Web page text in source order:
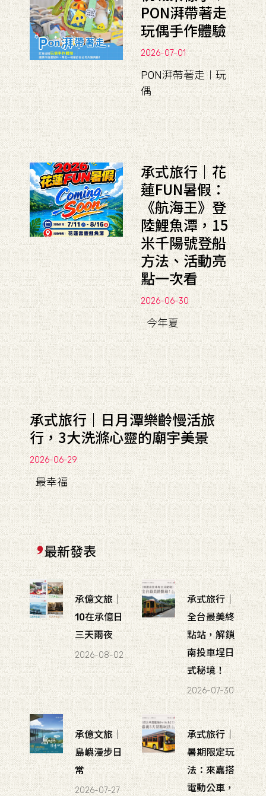
PON湃帶著走
玩偶手作體驗
2026-07-01
PON湃帶著走︱玩
偶
承式旅行｜花
蓮FUN暑假：
《航海王》登
陸鯉魚潭，15
米千陽號登船
方法、活動亮
點一次看
2026-06-30
今年夏
承式旅行｜日月潭樂齡慢活旅
行，3大洗滌心靈的廟宇美景
2026-06-29
最幸福
最新發表
承億文旅｜
10在承億日
三天兩夜
2026-08-02
承式旅行｜
全台最美終
點站，解鎖
南投車埕日
式秘境！
2026-07-30
承億文旅｜
島嶼漫步日
常
2026-07-27
承式旅行｜
暑期限定玩
法：來嘉搭
電動公車，